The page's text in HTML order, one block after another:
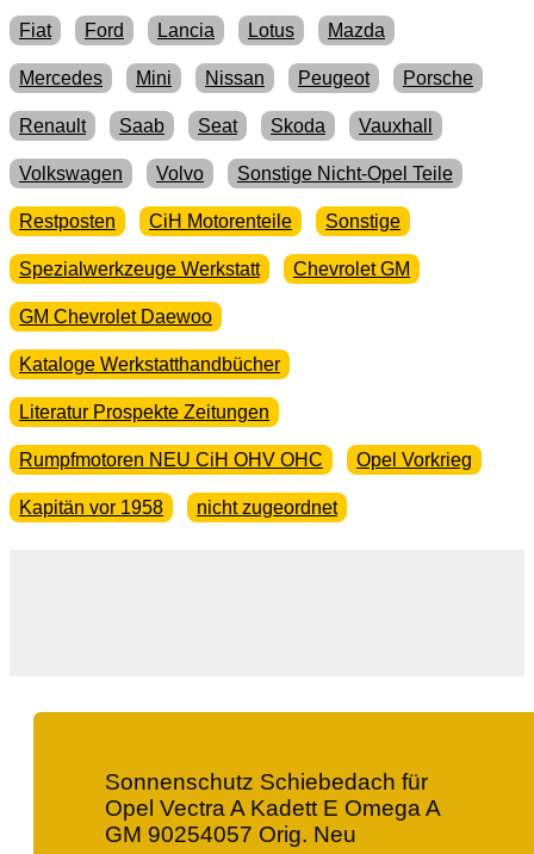
Fiat Ford Lancia Lotus Mazda
Mercedes Mini Nissan Peugeot Porsche
Renault Saab Seat Skoda Vauxhall
Volkswagen Volvo Sonstige Nicht-Opel Teile
Restposten CiH Motorenteile Sonstige
Spezialwerkzeuge Werkstatt Chevrolet GM
GM Chevrolet Daewoo
Kataloge Werkstatthandbücher
Literatur Prospekte Zeitungen
Rumpfmotoren NEU CiH OHV OHC Opel Vorkrieg
Kapitän vor 1958 nicht zugeordnet
Sonnenschutz Schiebedach für
Opel Vectra A Kadett E Omega A
GM 90254057 Orig. Neu